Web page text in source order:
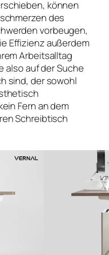
können
des
vorbeugen,
Effizienz außerdem
Arbeitsalltag
also auf der Suche
sind, der sowohl
Fern an dem
Schreibtisch